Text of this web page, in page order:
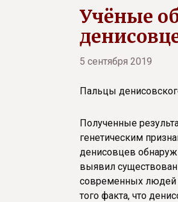
Учёные
5 сентября 2019
Пальцы
Полученные
генетическим
денисовцев
выявил
современных людей
того факта, что